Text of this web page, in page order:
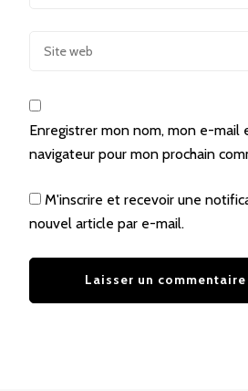
Enregistrer mon nom, mon e-mail
navigateur pour mon prochain
M'inscrire et recevoir une
nouvel article par e-mail.